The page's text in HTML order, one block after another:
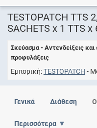
TESTOPATCH TTS
SACHETS x 1 TTS
Σκεύασμα - Αντενδείξεις και
προφυλάξεις
Εμπορική TESTOPATCH
Γενικά Διάθεση
Περισσότερα